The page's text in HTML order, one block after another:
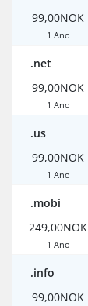
99,00NOK
1 Ano
.net
99,00NOK
1 Ano
.us
99,00NOK
1 Ano
.mobi
249,00NOK
1 Ano
.info
99,00NOK